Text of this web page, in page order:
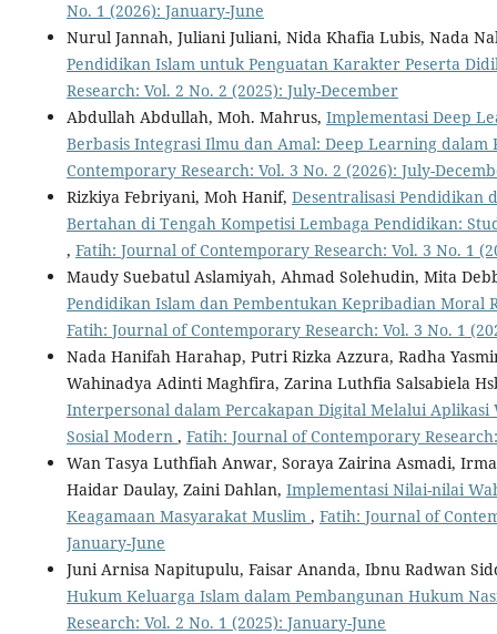
No. 1 (2026): January-June
Nurul Jannah, Juliani Juliani, Nida Khafia Lubis, Nada
Pendidikan Islam untuk Penguatan Karakter Peserta
Research: Vol. 2 No. 2 (2025): July-December
Abdullah Abdullah, Moh. Mahrus, Implementasi Deep
Berbasis Integrasi Ilmu dan Amal: Deep Learning dalam
Contemporary Research: Vol. 3 No. 2 (2026): July-
Rizkiya Febriyani, Moh Hanif, Desentralisasi Pendidikan
Bertahan di Tengah Kompetisi Lembaga Pendidikan:
, Fatih: Journal of Contemporary Research: Vol. 3 No. 1
Maudy Suebatul Aslamiyah, Ahmad Solehudin, Mita
Pendidikan Islam dan Pembentukan Kepribadian Moral
Fatih: Journal of Contemporary Research: Vol. 3 No. 1
Nada Hanifah Harahap, Putri Rizka Azzura, Radha
Wahinadya Adinti Maghfira, Zarina Luthfia Salsabiela
Interpersonal dalam Percakapan Digital Melalui Aplikasi
Sosial Modern , Fatih: Journal of Contemporary
Wan Tasya Luthfiah Anwar, Soraya Zairina Asmadi,
Haidar Daulay, Zaini Dahlan, Implementasi Nilai-nilai
Keagamaan Masyarakat Muslim , Fatih: Journal of
January-June
Juni Arnisa Napitupulu, Faisar Ananda, Ibnu Radwan
Hukum Keluarga Islam dalam Pembangunan Hukum
Research: Vol. 2 No. 1 (2025): January-June